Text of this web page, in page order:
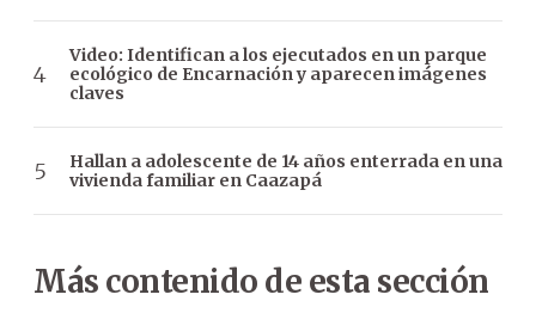
Video: Identifican a los ejecutados en un parque
ecológico de Encarnación y aparecen imágenes
claves
Hallan a adolescente de 14 años enterrada en una
vivienda familiar en Caazapá
Más contenido de esta sección